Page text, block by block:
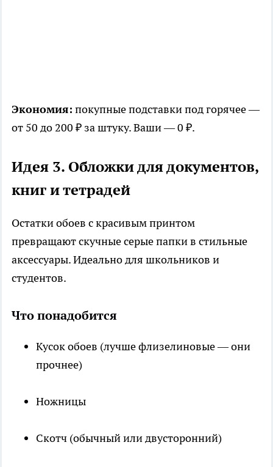
Экономия: покупные подставки под горячее —
от 50 до 200 ₽ за штуку. Ваши — 0 ₽.
Идея 3. Обложки для документов,
книг и тетрадей
Остатки обоев с красивым принтом
превращают скучные серые папки в стильные
аксессуары. Идеально для школьников и
студентов.
Что понадобится
Кусок обоев (лучше флизелиновые — они
прочнее)
Ножницы
Скотч (обычный или двусторонний)